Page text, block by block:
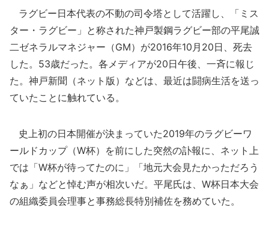
ラグビー日本代表の不動の司令塔として活躍し、「ミス
ター・ラグビー」と称された神戸製鋼ラグビー部の平尾誠
二ゼネラルマネジャー（GM）が2016年10月20日、死去
した。53歳だった。各メディアが20日午後、一斉に報じ
た。神戸新聞（ネット版）などは、最近は闘病生活を送っ
ていたことに触れている。
史上初の日本開催が決まっていた2019年のラグビーワ
ールドカップ（W杯）を前にした突然の訃報に、ネット上
では「W杯が待ってたのに」「地元大会見たかっただろう
なぁ」などと悼む声が相次いだ。平尾氏は、W杯日本大会
の組織委員会理事と事務総長特別補佐を務めていた。